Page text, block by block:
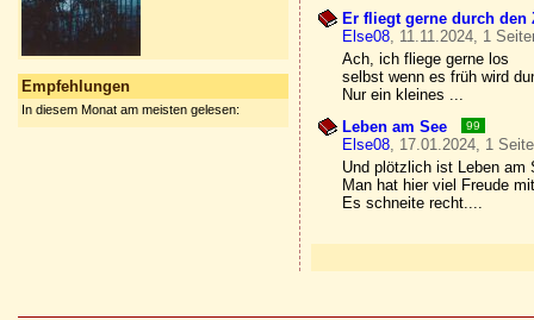
Empfehlungen
In diesem Monat am meisten gelesen:
Er fliegt gerne durch
Else08, 11.11.2024, 1
Ach, ich fliege gerne los
selbst wenn es früh wird
Nur ein kleines ...
Leben am See
99
Else08, 17.01.2024, 1
Und plötzlich ist Leben am
Man hat hier viel Freude
Es schneite recht....